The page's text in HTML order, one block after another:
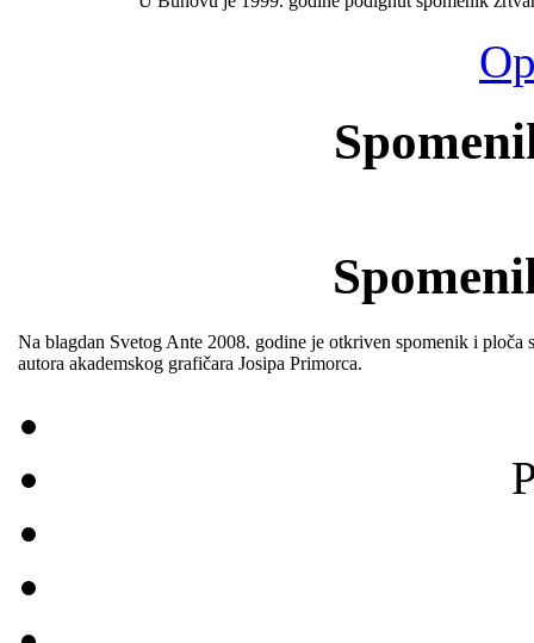
Na blagdan Svetog Ante 2008. godine je otkriven spomenik i
autora akademskog grafičara Josipa Primorca.